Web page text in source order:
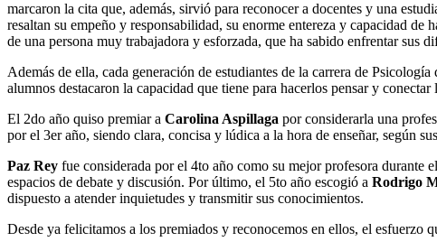
marcaron la cita que, además, sirvió para reconocer a docentes y una
resaltan su empeño y responsabilidad, su enorme entereza y capacidad
de una persona muy trabajadora y esforzada, que ha sabido enfrentar sus
Además de ella, cada generación de estudiantes de la carrera de
alumnos destacaron la capacidad que tiene para hacerlos pensar y
El 2do año quiso premiar a Carolina Aspillaga por considerarla una
por el 3er año, siendo clara, concisa y lúdica a la hora de enseñar, según
Paz Rey fue considerada por el 4to año como su mejor profesora durante
espacios de debate y discusión. Por último, el 5to año escogió a Rodrigo
dispuesto a atender inquietudes y transmitir sus conocimientos.
Desde ya felicitamos a los premiados y reconocemos en ellos, el